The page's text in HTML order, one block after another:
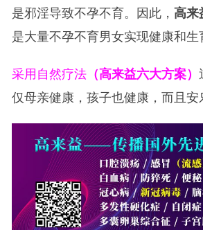
是邪淫导致不孕不育。因此， 高来
是大量不孕不育男女实现健康和生
采用自然疗法（高来益六大方案）
仅母亲健康，孩子也健康，而且安